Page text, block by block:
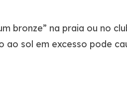
bronze” na praia ou no
sol em excesso pode